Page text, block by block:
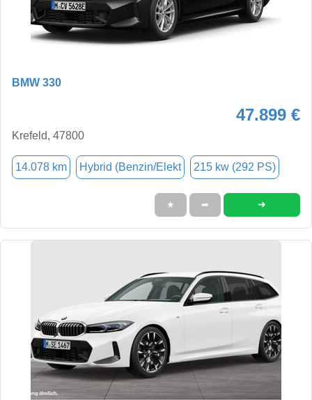
BMW 330
47.899 €
Krefeld, 47800
14.078 km Hybrid (Benzin/Elekt 215 kw (292 PS)
★ ➦ ➜